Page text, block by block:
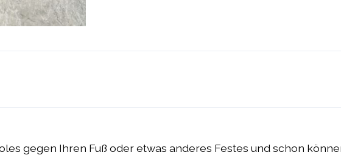
gegen Ihren Fuß oder etwas anderes Festes und schon